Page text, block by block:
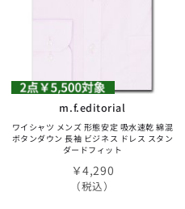
m.f.editorial
ワイシャツ メンズ 形態安定 吸水速乾 綿混
ボタンダウン 長袖 ビジネス ドレス スタン
ダードフィット
￥4,290
（税込）